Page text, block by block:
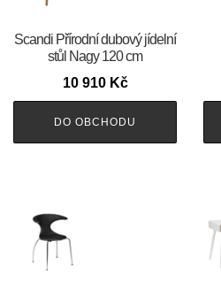
Scandi Přírodní dubový jídelní
stůl Nagy 120 cm
10 910 Kč
DO OBCHODU